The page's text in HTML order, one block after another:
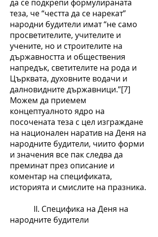
да се подкрепи формулираната
теза, че “честта да се нарекат”
народни будители имат “не само
просветителите, учителите и
учените, но и строителите на
държавността и обществения
напредък, светителите на рода и
Църквата, духовните водачи и
далновидните държавници.”[7]
Можем да приемем
концептуалното ядро на
посочената теза с цел изграждане
на национален наратив на Деня на
народните будители, чиито форми
и значения все пак следва да
преминат през описание и
коментар на спецификата,
историята и смислите на празника.
ІІ. Специфика на Деня на
народните будители